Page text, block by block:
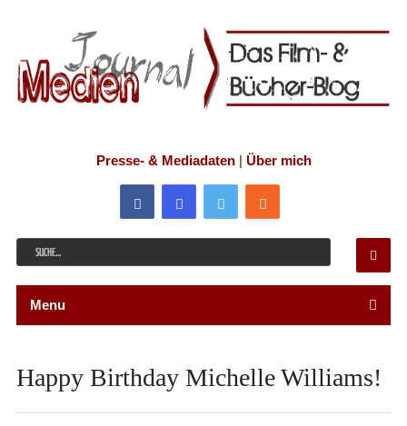
Presse- & Mediadaten| Über mich
Menu
Happy Birthday Michelle Williams!